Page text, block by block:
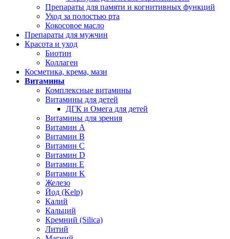
Препараты для памяти и когнитивных функций
Уход за полостью рта
Кокосовое масло
Препараты для мужчин
Красота и уход
Биотин
Коллаген
Косметика, крема, мази
Витамины
Комплексные витамины
Витамины для детей
ДГК и Омега для детей
Витамины для зрения
Витамин А
Витамин В
Витамин C
Витамин D
Витамин Е
Витамин K
Железо
Йод (Kelp)
Калий
Кальций
Кремний (Silica)
Литий